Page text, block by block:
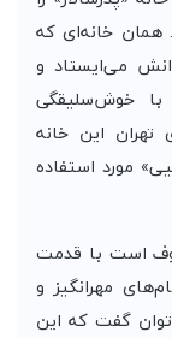
همان خانه‌ای که
می‌ایستاد و
با خوش‌سلیقگی
این خانه
مورد استفاده
است با قدمت
مهرانگیز و
گفت که این